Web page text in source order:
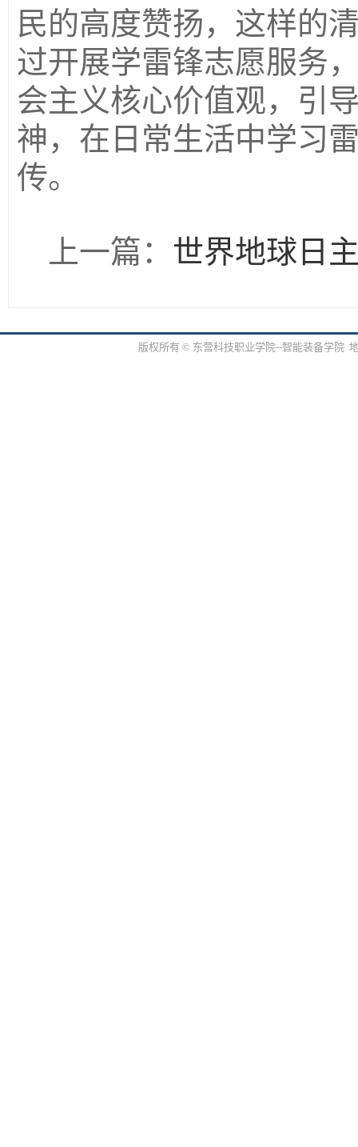
民的高度赞扬，这样的
过开展学雷锋志愿服务
会主义核心价值观，引
神，在日常生活中学习
传。
上一篇： 世界地球日
版权所有 © 东营科技职业学院--智能装备学院